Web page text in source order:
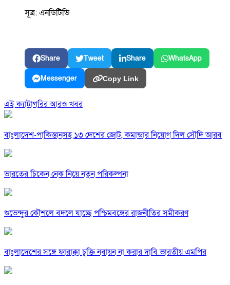
সূত্র: এনডিটিভি
Share Tweet Share WhatsApp
Messenger Copy Link
এই ক্যাটাগরির আরও খবর
বাংলাদেশ-পাকিস্তানসহ ১৩ দেশের জোট, কমান্ডার নিয়োগ দিল সৌদি আরব
ভারতের চিকেন নেক নিয়ে নতুন পরিকল্পনা
শুভেন্দুর কৌশলে বদলে যাচ্ছে পশ্চিমবঙ্গের রাজনীতির সমীকরণ
বাংলাদেশের সঙ্গে ফারাক্কা চুক্তি নবায়ন না করার দাবি ভারতীয় এমপির